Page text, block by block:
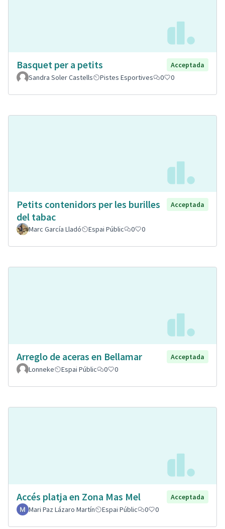
Basquet per a petits
Acceptada
Sandra Soler Castells
Pistes Esportives 0 0
Petits contenidors per les burilles
del tabac
Acceptada
Marc García Lladó Espai Públic 0 0
Arreglo de aceras en Bellamar
Acceptada
Lonneke
Espai Públic 0 0
Accés platja en Zona Mas Mel
Acceptada
Mari Paz Lázaro Martín
Espai Públic 0 0